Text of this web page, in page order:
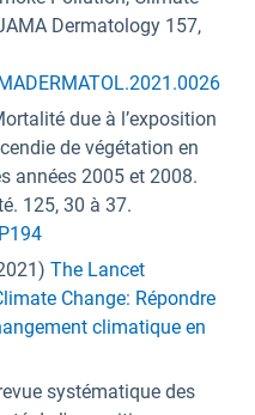
Dermatology 157,
due à l’exposition
de végétation en
années 2005 et 2008.
125, 30 à 37.
The Lancet
Change: Répondre
climatique en
systématique des